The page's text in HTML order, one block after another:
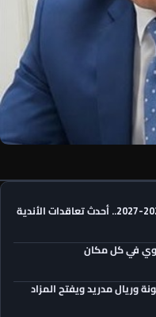
في كل مكان
وريال مدريد ويفتح المزاد